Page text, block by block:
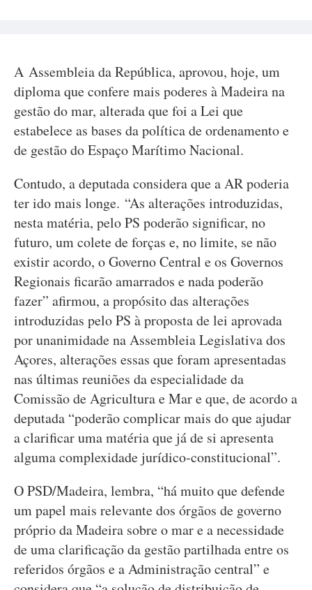
A Assembleia da República, aprovou, hoje, um
diploma que confere mais poderes à Madeira na
gestão do mar, alterada que foi a Lei que
estabelece as bases da política de ordenamento e
de gestão do Espaço Marítimo Nacional.
Contudo, a deputada considera que a AR poderia
ter ido mais longe. “As alterações introduzidas,
nesta matéria, pelo PS poderão significar, no
futuro, um colete de forças e, no limite, se não
existir acordo, o Governo Central e os Governos
Regionais ficarão amarrados e nada poderão
fazer” afirmou, a propósito das alterações
introduzidas pelo PS à proposta de lei aprovada
por unanimidade na Assembleia Legislativa dos
Açores, alterações essas que foram apresentadas
nas últimas reuniões da especialidade da
Comissão de Agricultura e Mar e que, de acordo a
deputada “poderão complicar mais do que ajudar
a clarificar uma matéria que já de si apresenta
alguma complexidade jurídico-constitucional”.
O PSD/Madeira, lembra, “há muito que defende
um papel mais relevante dos órgãos de governo
próprio da Madeira sobre o mar e a necessidade
de uma clarificação da gestão partilhada entre os
referidos órgãos e a Administração central” e